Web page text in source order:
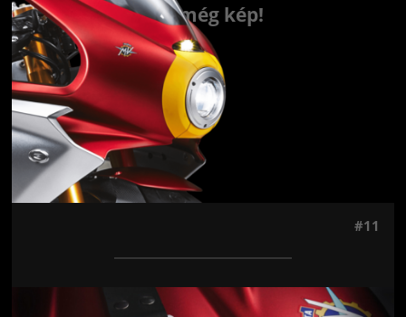
Jön még kép!
#11